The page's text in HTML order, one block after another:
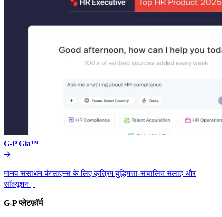
G-P Gia™​​
मानव संसाधन कंप्लाएन्स के लिए कृत्रिम बुद्धिमत्ता-संचालित सलाह और
सॉल्यूशन।​​
G-P प्लेटफ़ॉर्म​​